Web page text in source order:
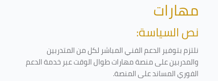
مهارات
نص السياسة:
نلتزم بتوفير الدعم الفني المباشر لكل من المتدربين
والمدربين على منصة مهارات طوال الوقت عبر خدمة الدعم
الفوري المساند على المنصة.